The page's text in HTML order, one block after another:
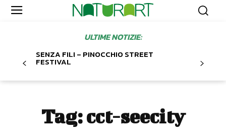
ULTIME NOTIZIE:
SENZA FILI – PINOCCHIO STREET
FESTIVAL
Tag:cct-seecity